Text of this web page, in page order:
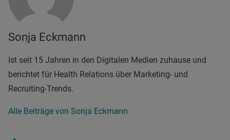
Sonja Eckmann
Ist seit 15 Jahren in den Digitalen Medien zuhause und
berichtet für Health Relations über Marketing- und
Recruiting-Trends.
Alle Beiträge von Sonja Eckmann